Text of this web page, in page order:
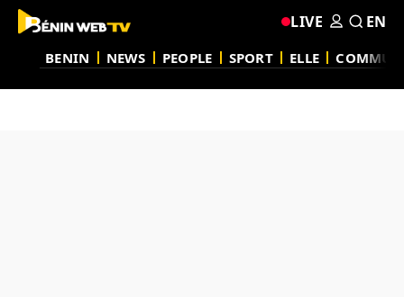
BENIN NEWS PEOPLE SPORT ELLE
LIVE EN